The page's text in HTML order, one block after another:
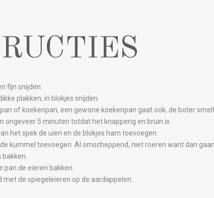
fijn snijden.
plakken, in blokjes snijden.
of koekenpan, een gewone koekenpan gaat ook, de boter
ongeveer 5 minuten totdat het knapperig en bruin is.
het spek de uien en de blokjes ham toevoegen.
kummel toevoegen. Al omscheppend, niet roeren want dan
pan de eieren bakken.
de spiegeleieren op de aardappelen.